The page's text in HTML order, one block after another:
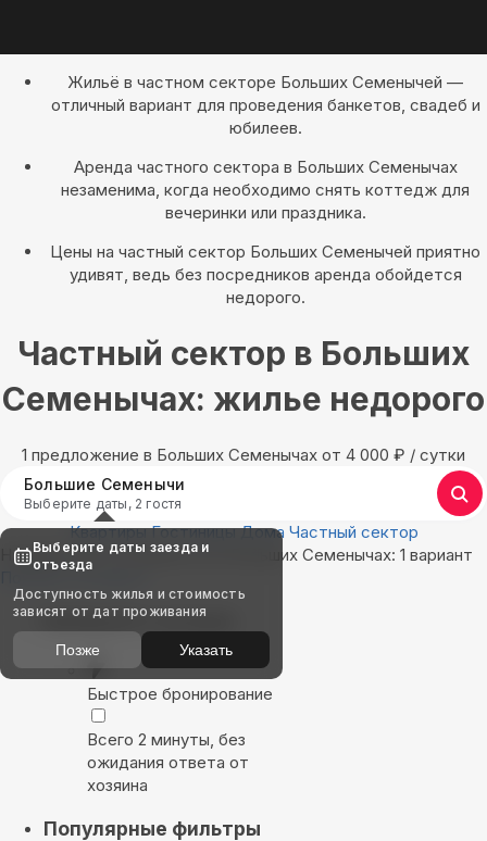
Жильё в частном секторе Больших Семенычей —
отличный вариант для проведения банкетов, свадеб и
юбилеев.
Аренда частного сектора в Больших Семенычах
незаменима, когда необходимо снять коттедж для
вечеринки или праздника.
Цены на частный сектор Больших Семенычей приятно
удивят, ведь без посредников аренда обойдется
недорого.
Частный сектор в Больших
Семенычах: жилье недорого
1 предложение в Больших Семенычах oт 4 000 ₽ / сутки
Большие Семенычи
Выберите даты, 2 гостя
Квартиры Гостиницы Дома Частный сектор
Найдём, где остановиться в Больших Семенычах: 1 вариант
Показать на карте
Выбирайте лучшее
Быстрое бронирование
Всего 2 минуты, без
ожидания ответа от
хозяина
Популярные фильтры
Выберите даты заезда и
отъезда
Доступность жилья и стоимость
зависят от дат проживания
Позже Указать